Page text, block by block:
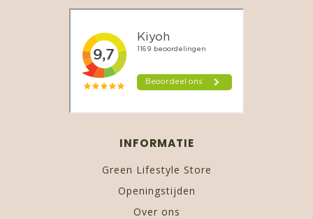
INFORMATIE
Green Lifestyle Store
Openingstijden
Over ons